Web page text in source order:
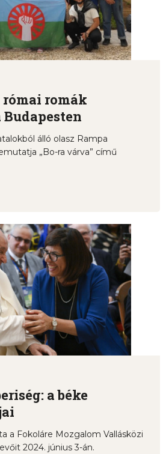
romák
álló olasz Rampa
„Bo-ra várva” című
a béke
a Fokoláre Mozgalom Vallásközi
2024. június 3-án.